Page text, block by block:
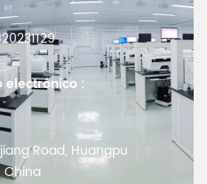
electrónico :
Road, Huangpu
China